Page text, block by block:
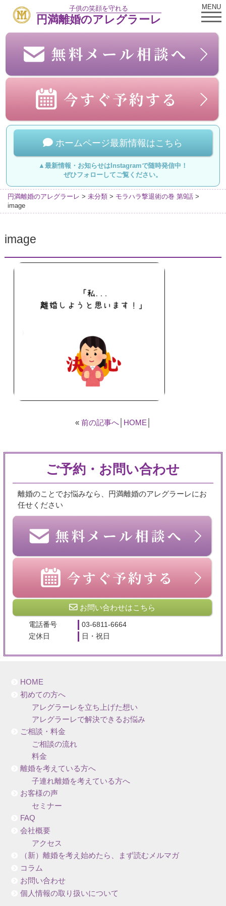
子供の笑顔を守れる
円満離婚のアレグラーレ
MENU
ホームページ最新情報はこちら
▲最新情報・お知らせはInstagramで随時発信中！
ぜひフォローしてご覧ください。
円満離婚のアレグラーレ > 未分類 > モラハラ撃退術の巻 第9話 >
image
image
« 前の記事へ│ HOME
ご予約・お問い合わせ
離婚のことでお悩みなら、円満離婚のアレグラーレにお
任せください
お問い合わせはこちら
電話番号
03-6811-6664
定休日
日・祝日
HOME
初めての方へ
アレグラーレを立ち上げた想い
アレグラーレで解決できるお悩み
ご相談・料金
ご相談の流れ
料金
離婚を考えている方へ
子連れ離婚を考えている方へ
お客様の声
セミナー
FAQ
会社概要
アクセス
（新）離婚を考え始めたら、まず読むメルマガ
コラム
お問い合わせ
個人情報の取り扱いについて